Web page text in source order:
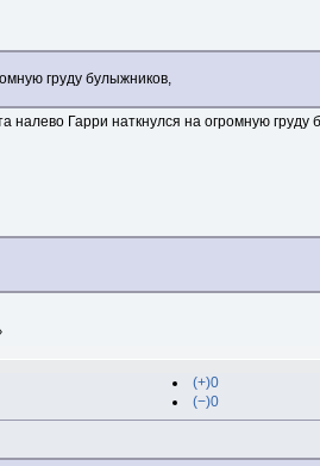
груду булыжников,
Гарри наткнулся на огромную груду
(+)0
(−)0